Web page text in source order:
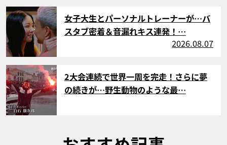
サムネイル
女子大生とパーソナルトレーナーが…バ
スタブ密着＆音漏れキス連発！…
2026.08.07
サムネイル
2大会連続で世界一周を完走！さらに夢
の続きが…野生動物のような最…